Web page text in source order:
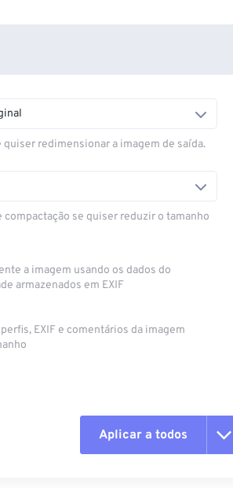
quiser redimensionar a imagem de saída.
compactação se quiser reduzir o tamanho
a imagem usando os dados do
armazenados em EXIF
EXIF ​​e comentários da imagem
Aplicar a todos